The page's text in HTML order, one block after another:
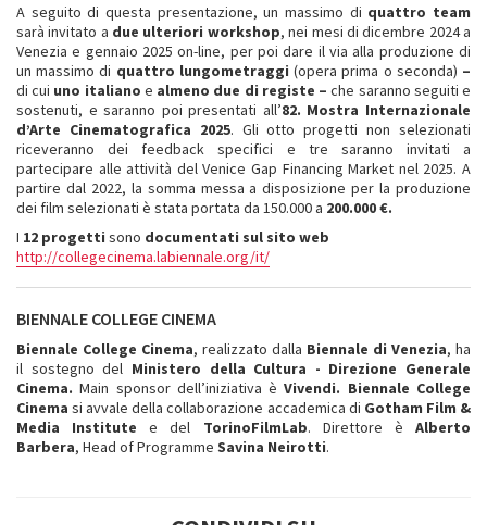
A seguito di questa presentazione, un massimo di quattro team
sarà invitato a due ulteriori workshop, nei mesi di dicembre 2024 a
Venezia e gennaio 2025 on-line, per poi dare il via alla produzione di
un massimo di quattro lungometraggi (opera prima o seconda) –
di cui uno italiano e almeno due di registe – che saranno seguiti e
sostenuti, e saranno poi presentati all’82. Mostra Internazionale
d’Arte Cinematografica 2025. Gli otto progetti non selezionati
riceveranno dei feedback specifici e tre saranno invitati a
partecipare alle attività del Venice Gap Financing Market nel 2025. A
partire dal 2022, la somma messa a disposizione per la produzione
dei film selezionati è stata portata da 150.000 a 200.000 €.
I 12 progetti sono documentati sul sito web
http://collegecinema.labiennale.org/it/
BIENNALE COLLEGE CINEMA
Biennale College Cinema, realizzato dalla Biennale di Venezia, ha
il sostegno del Ministero della Cultura - Direzione Generale
Cinema.Main sponsor dell’iniziativa è Vivendi. Biennale College
Cinemasi avvale della collaborazione accademica di Gotham Film &
Media Institutee del TorinoFilmLab. Direttore è Alberto
Barbera, Head of Programme Savina Neirotti.